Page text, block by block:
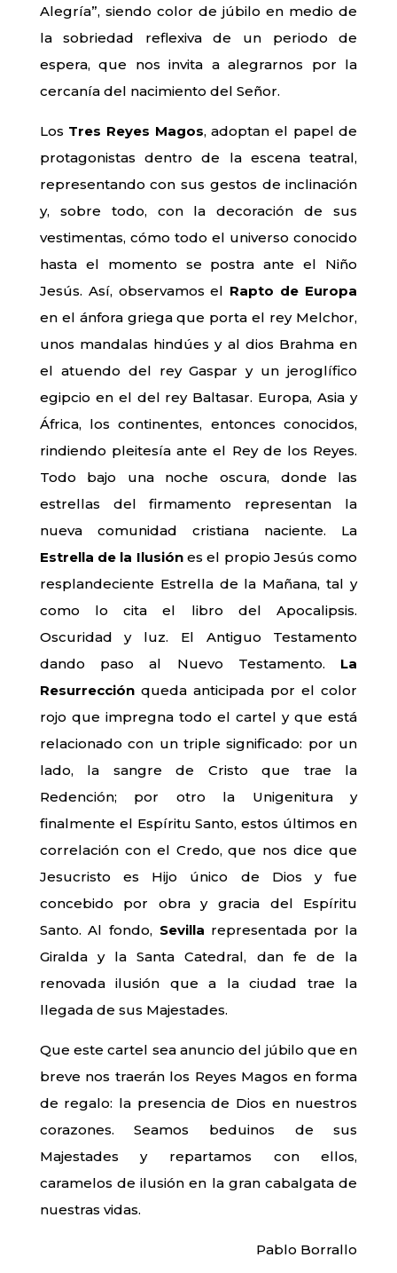
Alegría”, siendo color de júbilo en medio de
la sobriedad reflexiva de un periodo de
espera, que nos invita a alegrarnos por la
cercanía del nacimiento del Señor.
Los Tres Reyes Magos, adoptan el papel de
protagonistas dentro de la escena teatral,
representando con sus gestos de inclinación
y, sobre todo, con la decoración de sus
vestimentas, cómo todo el universo conocido
hasta el momento se postra ante el Niño
Jesús. Así, observamos el Rapto de Europa
en el ánfora griega que porta el rey Melchor,
unos mandalas hindúes y al dios Brahma en
el atuendo del rey Gaspar y un jeroglífico
egipcio en el del rey Baltasar. Europa, Asia y
África, los continentes, entonces conocidos,
rindiendo pleitesía ante el Rey de los Reyes.
Todo bajo una noche oscura, donde las
estrellas del firmamento representan la
nueva comunidad cristiana naciente. La
Estrella de la Ilusiónes el propio Jesús como
resplandeciente Estrella de la Mañana, tal y
como lo cita el libro del Apocalipsis.
Oscuridad y luz. El Antiguo Testamento
dando paso al Nuevo Testamento. La
Resurrecciónqueda anticipada por el color
rojo que impregna todo el cartel y que está
relacionado con un triple significado: por un
lado, la sangre de Cristo que trae la
Redención; por otro la Unigenitura y
finalmente el Espíritu Santo, estos últimos en
correlación con el Credo, que nos dice que
Jesucristo es Hijo único de Dios y fue
concebido por obra y gracia del Espíritu
Santo. Al fondo, Sevilla representada por la
Giralda y la Santa Catedral, dan fe de la
renovada ilusión que a la ciudad trae la
llegada de sus Majestades.
Que este cartel sea anuncio del júbilo que en
breve nos traerán los Reyes Magos en forma
de regalo: la presencia de Dios en nuestros
corazones. Seamos beduinos de sus
Majestades y repartamos con ellos,
caramelos de ilusión en la gran cabalgata de
nuestras vidas.
Pablo Borrallo